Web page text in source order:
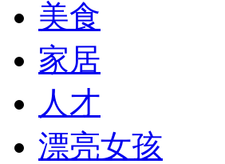
美食
家居
人才
漂亮女孩